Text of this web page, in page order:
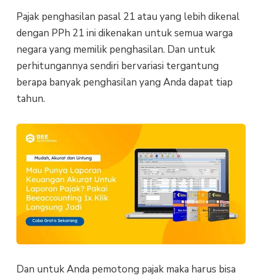
Pajak penghasilan pasal 21 atau yang lebih dikenal
dengan PPh 21 ini dikenakan untuk semua warga
negara yang memilik penghasilan. Dan untuk
perhitungannya sendiri bervariasi tergantung
berapa banyak penghasilan yang Anda dapat tiap
tahun.
Dan untuk Anda pemotong pajak maka harus bisa